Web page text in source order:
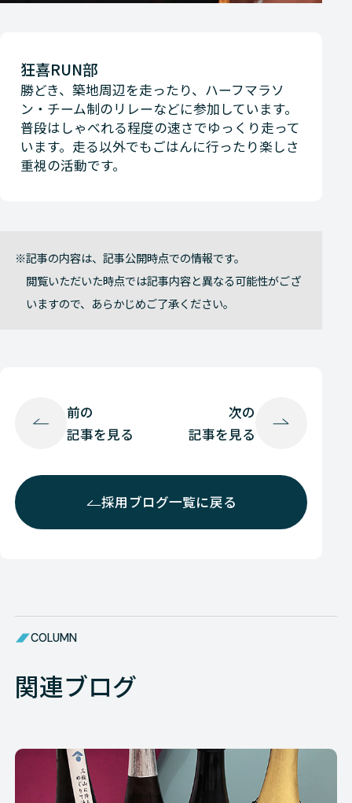
狂喜RUN部
勝どき、築地周辺を走ったり、ハーフマラソ
ン・チーム制のリレーなどに参加しています。
普段はしゃべれる程度の速さでゆっくり走って
います。走る以外でもごはんに行ったり楽しさ
重視の活動です。
記事の内容は、記事公開時点での情報です。
閲覧いただいた時点では記事内容と異なる可能性がござ
いますので、あらかじめご了承ください。
前の
記事を見る
採用ブログ一覧に戻る
次の
記事を見る
COLUMN
関連ブログ